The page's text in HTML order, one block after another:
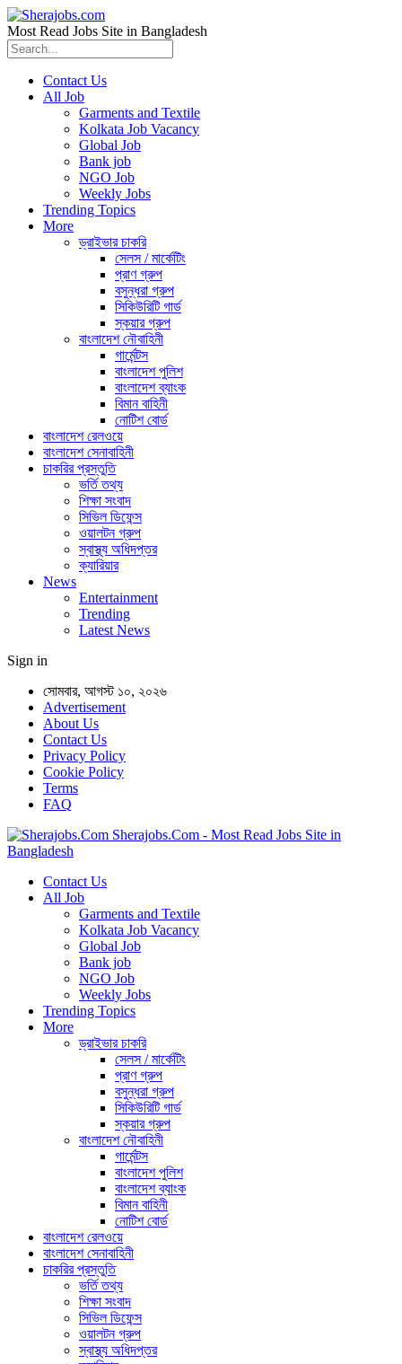
Most Read Jobs Site in Bangladesh
Contact Us
All Job
Garments and Textile
Kolkata Job Vacancy
Global Job
Bank job
NGO Job
Weekly Jobs
Trending Topics
More
ড্রাইভার চাকরি
সেলস / মার্কেটিং
প্রাণ গ্রুপ
বসুন্ধরা গ্রুপ
সিকিউরিটি গার্ড
স্কয়ার গ্রুপ
বাংলাদেশ নৌবাহিনী
গার্মেন্টস
বাংলাদেশ পুলিশ
বাংলাদেশ ব্যাংক
বিমান বাহিনী
নোটিশ বোর্ড
বাংলাদেশ রেলওয়ে
বাংলাদেশ সেনাবাহিনী
চাকরির প্রস্তুতি
ভর্তি তথ্য
শিক্ষা সংবাদ
সিভিল ডিফেন্স
ওয়ালটন গ্রুপ
স্বাস্থ্য অধিদপ্তর
ক্যারিয়ার
News
Entertainment
Trending
Latest News
Sign in
সোমবার, আগস্ট ১০, ২০২৬
Advertisement
About Us
Contact Us
Privacy Policy
Cookie Policy
Terms
FAQ
Sherajobs.Com - Most Read Jobs Site in
Bangladesh
Contact Us
All Job
Garments and Textile
Kolkata Job Vacancy
Global Job
Bank job
NGO Job
Weekly Jobs
Trending Topics
More
ড্রাইভার চাকরি
সেলস / মার্কেটিং
প্রাণ গ্রুপ
বসুন্ধরা গ্রুপ
সিকিউরিটি গার্ড
স্কয়ার গ্রুপ
বাংলাদেশ নৌবাহিনী
গার্মেন্টস
বাংলাদেশ পুলিশ
বাংলাদেশ ব্যাংক
বিমান বাহিনী
নোটিশ বোর্ড
বাংলাদেশ রেলওয়ে
বাংলাদেশ সেনাবাহিনী
চাকরির প্রস্তুতি
ভর্তি তথ্য
শিক্ষা সংবাদ
সিভিল ডিফেন্স
ওয়ালটন গ্রুপ
স্বাস্থ্য অধিদপ্তর